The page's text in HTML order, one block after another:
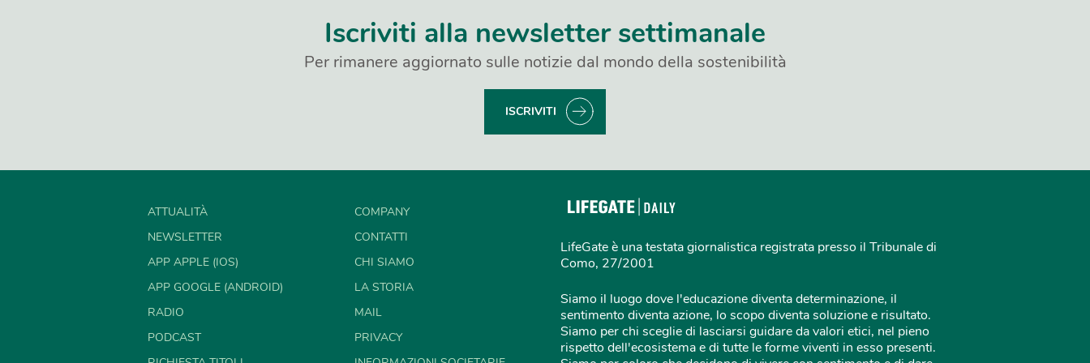
Iscriviti alla newsletter settimanale
Per rimanere aggiornato sulle notizie dal mondo della sostenibilità
ISCRIVITI
ATTUALITÀ
NEWSLETTER
APP APPLE (IOS)
APP GOOGLE (ANDROID)
RADIO
PODCAST
COMPANY
CONTATTI
CHI SIAMO
LA STORIA
MAIL
PRIVACY
LifeGate è una testata giornalistica registrata presso il Tribunale di
Como, 27/2001
Siamo il luogo dove l'educazione diventa determinazione, il
sentimento diventa azione, lo scopo diventa soluzione e risultato.
Siamo per chi sceglie di lasciarsi guidare da valori etici, nel pieno
rispetto dell'ecosistema e di tutte le forme viventi in esso presenti.